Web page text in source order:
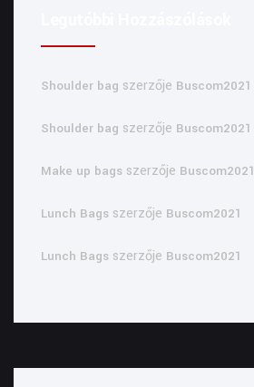
Shoulder bag szerzője Buscom2021
Shoulder bag szerzője Buscom2021
Make up bags szerzője Buscom2021
Lunch Bags szerzője Buscom2021
Lunch Bags szerzője Buscom2021